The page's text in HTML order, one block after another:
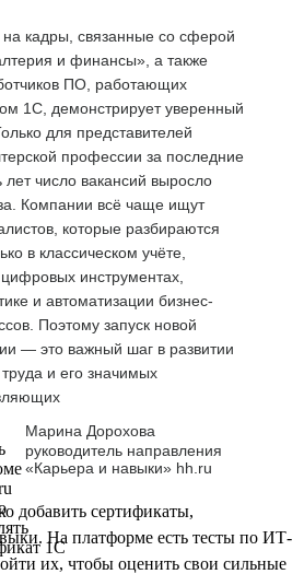
кадры, связанные со сферой
и финансы», а также
ПО, работающих
1С, демонстрирует уверенный
для представителей
профессии за последние
лет число вакансий выросло
Компании всё чаще ищут
которые разбираются
в классическом учёте,
инструментах,
и автоматизации бизнес-
Поэтому запуск новой
— это важный шаг в развитии
и его значимых
Марина Дорохова
руководитель направления
«Карьера и навыки» hh.ru
добавить сертификаты,
На платформе есть тесты по ИТ-
их, чтобы оценить свои сильные